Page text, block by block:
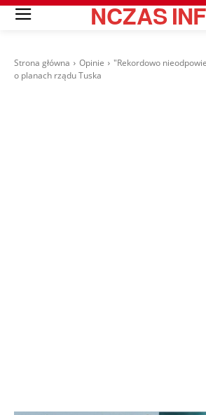
NCZAS
Strona główna Opinie
"Rekordowo
o planach rządu Tuska